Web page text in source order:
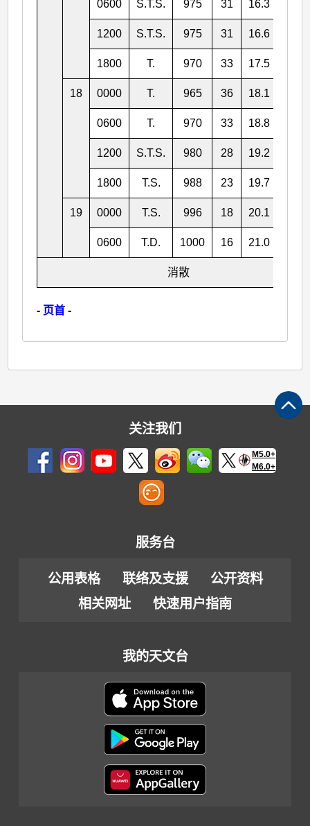
0600 S.T.S. 975 31 16.3
1200 S.T.S. 975 31 16.6
1800 T. 970 33 17.5
18 0000 T. 965 36 18.1
0600 T. 970 33 18.8
1200 S.T.S. 980 28 19.2
1800 T.S. 988 23 19.7
19 0000 T.S. 996 18 20.1
0600 T.D. 1000 16 21.0
消散
- 页首 -
关注我们
M5.0+
M6.0+
服务台
公用表格 联络及支援
公开资料
相关网址
快速用户指南
我的天文台